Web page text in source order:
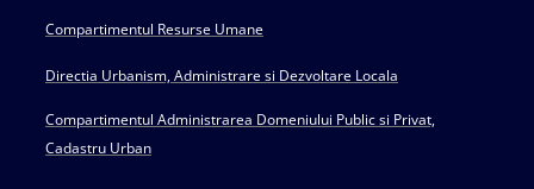
Compartimentul Resurse Umane
Directia Urbanism, Administrare si Dezvoltare Locala
Compartimentul Administrarea Domeniului Public si Privat,
Cadastru Urban